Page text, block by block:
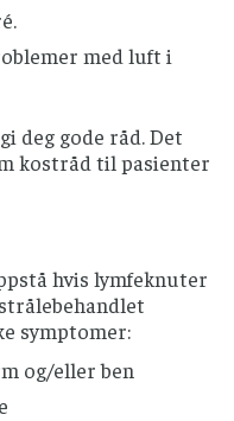
med luft i
deg gode råd. Det
kostråd til pasienter
hvis lymfeknuter
symptomer:
og/eller ben